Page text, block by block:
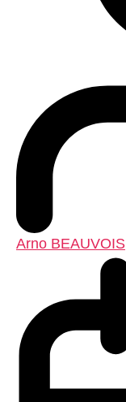
Arno BEAUVOIS